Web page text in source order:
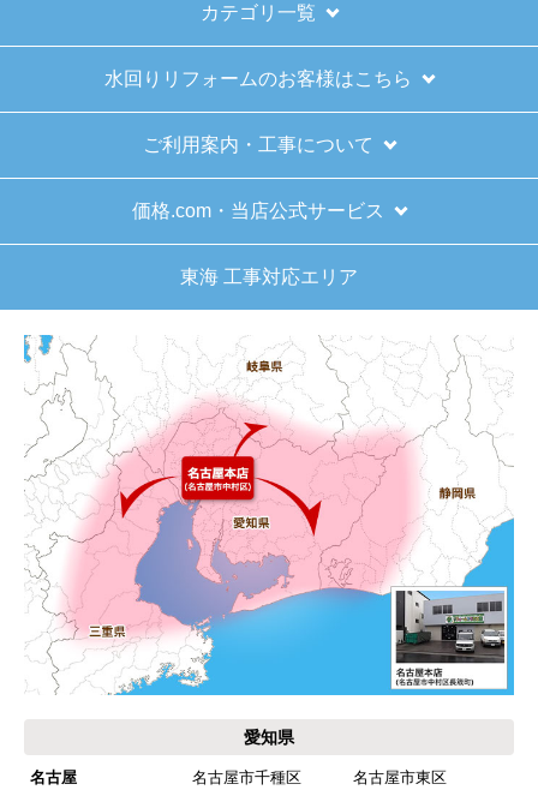
予定の期日までに商品が届きましたか？
はい
【注文商品】給湯器 【注文時期】2025
年11月頃（モバイルから）
【このショップを選んだ理由は？】
キッチン混合栓に続いて2回目の利用です。価格が
リーズナブルで、HPの構成から見てしっかりして
いる会社だなと思っていたので再度利用。やはり
期待通りにきちんと対応してもらえました。
【注文からどのくらいで届きましたか？】
工事日を自分から発注の2週間先にしていたので、
遅れることもなく予定通りに工事前に到着。
【その他感想・コメント】
保証書に添付する工事店の証明もきちんと対応し
次に何か交換タイミングが来たら、一番の候補先
業者さんです。
カテゴリ一覧
水回りリフォームのお客様はこちら
ご利用案内・工事について
価格.com・当店公式サービス
東海 工事対応エリア
愛知県
名古屋 名古屋市千種区
名古屋市東区